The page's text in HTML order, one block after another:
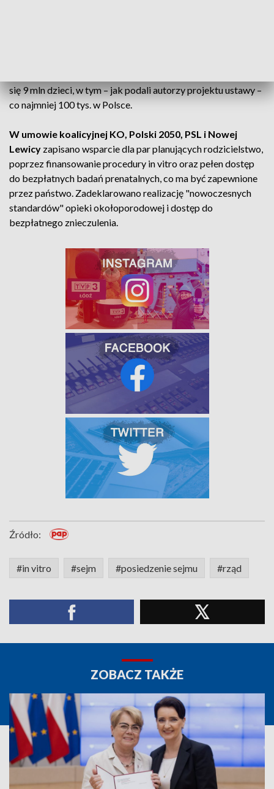
się 9 mln dzieci, w tym – jak podali autorzy projektu ustawy –
co najmniej 100 tys. w Polsce.
W umowie koalicyjnej KO, Polski 2050, PSL i Nowej
Lewicy zapisano wsparcie dla par planujących rodzicielstwo,
poprzez finansowanie procedury in vitro oraz pełen dostęp
do bezpłatnych badań prenatalnych, co ma być zapewnione
przez państwo. Zadeklarowano realizację "nowoczesnych
standardów" opieki okołoporodowej i dostęp do
bezpłatnego znieczulenia.
Źródło:
#in vitro #sejm #posiedzenie sejmu #rząd
ZOBACZ TAKŻE